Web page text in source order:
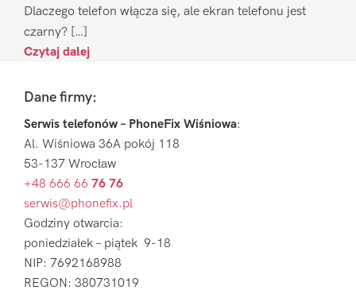
Dlaczego telefon włącza się, ale ekran telefonu jest
czarny? […]
Czytaj dalej
FooterDane firmy:
Serwis telefonów – PhoneFix Wiśniowa:
Al. Wiśniowa 36A pokój 118
53-137 Wrocław
+48 666 66 76 76
serwis@phonefix.pl
Godziny otwarcia:
poniedziałek – piątek 9-18
NIP: 7692168988
REGON: 380731019